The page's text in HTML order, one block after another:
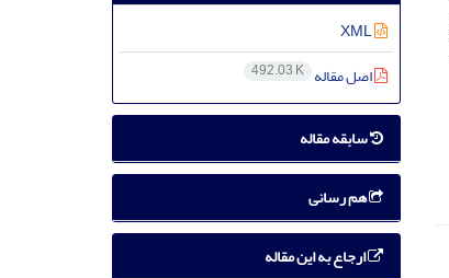
XML
اصل مقاله 492.03 K
سابقه مقاله
هم رسانی
ارجاع به این مقاله